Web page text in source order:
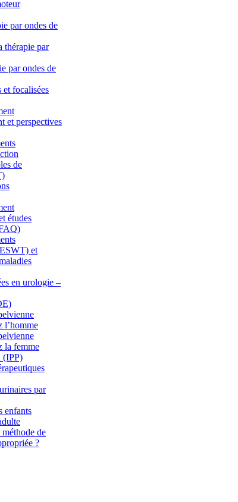
par ondes de
thérapie par
par ondes de
et focalisées
et perspectives
de
études
et
en urologie –
l’homme
la femme
(IPP)
par
enfants
de
?